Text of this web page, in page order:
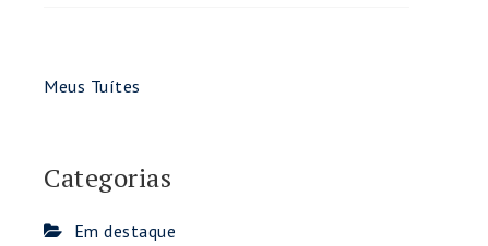
Meus Tuítes
Categorias
Em destaque